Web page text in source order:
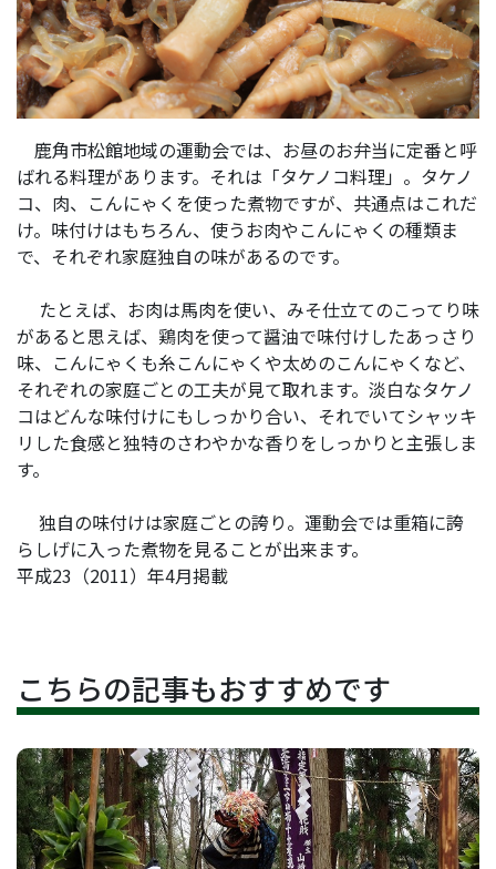
鹿角市松館地域の運動会では、お昼のお弁当に定番と呼
ばれる料理があります。それは「タケノコ料理」。タケノ
コ、肉、こんにゃくを使った煮物ですが、共通点はこれだ
け。味付けはもちろん、使うお肉やこんにゃくの種類ま
で、それぞれ家庭独自の味があるのです。
たとえば、お肉は馬肉を使い、みそ仕立てのこってり味
があると思えば、鶏肉を使って醤油で味付けしたあっさり
味、こんにゃくも糸こんにゃくや太めのこんにゃくなど、
それぞれの家庭ごとの工夫が見て取れます。淡白なタケノ
コはどんな味付けにもしっかり合い、それでいてシャッキ
リした食感と独特のさわやかな香りをしっかりと主張しま
す。
独自の味付けは家庭ごとの誇り。運動会では重箱に誇
らしげに入った煮物を見ることが出来ます。
平成23（2011）年4月掲載
こちらの記事もおすすめです